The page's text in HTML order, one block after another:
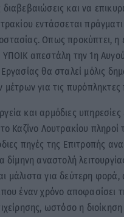
διαβεβαιώσεις και να
εντάσσεται
Οπως προκύπτει, η
απεστάλη την 1η
θα σταλεί μόλις
μέτρων για τις πυρόπληκτες
και αρμόδιες
Καζίνο Λουτρακίου πληροί
πηγές της Επιτροπής
δίμηνη αναστολή
μάλιστα για δεύτερη φορά,
έναν χρόνο αποφασίσει
ωστόσο η